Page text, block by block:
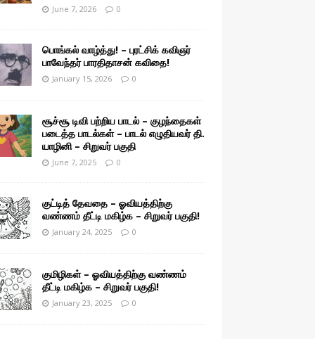
June 7, 2026 0
பொங்கல் வாழ்த்து! – புரட்சிக் கவிஞர்
பாவேந்தர் பாரதிதாசன் கவிதை!
January 15, 2026 0
சூச்சூ டிவி பற்றிய பாடல் – குழந்தைகள்
படைத்த பாடல்கள் – பாடல் எழுதியவர் தி.
யாழினி – சிறுவர் பகுதி
June 7, 2025 0
குட்டித் தேவதை – ஓவியத்திற்கு
வண்ணம் தீட்டி மகிழ்க – சிறுவர் பகுதி!
January 24, 2025 0
குமிழிகள் – ஓவியத்திற்கு வண்ணம்
தீட்டி மகிழ்க – சிறுவர் பகுதி!
January 23, 2025 0